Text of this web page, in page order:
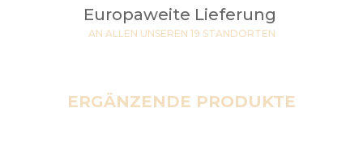
Europaweite Lieferung
AN ALLEN UNSEREN 19 STANDORTEN
ERGÄNZENDE PRODUKTE